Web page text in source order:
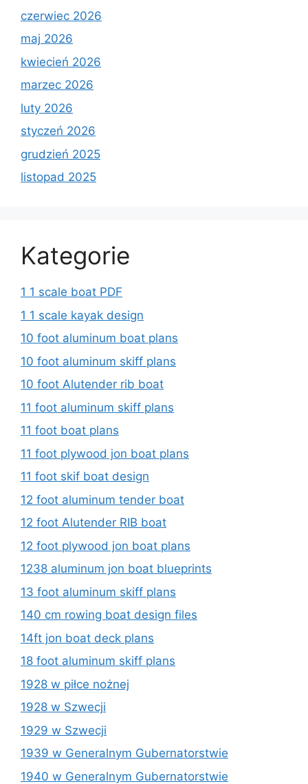
czerwiec 2026
maj 2026
kwiecień 2026
marzec 2026
luty 2026
styczeń 2026
grudzień 2025
listopad 2025
Kategorie
1 1 scale boat PDF
1 1 scale kayak design
10 foot aluminum boat plans
10 foot aluminum skiff plans
10 foot Alutender rib boat
11 foot aluminum skiff plans
11 foot boat plans
11 foot plywood jon boat plans
11 foot skif boat design
12 foot aluminum tender boat
12 foot Alutender RIB boat
12 foot plywood jon boat plans
1238 aluminum jon boat blueprints
13 foot aluminum skiff plans
140 cm rowing boat design files
14ft jon boat deck plans
18 foot aluminum skiff plans
1928 w piłce nożnej
1928 w Szwecji
1929 w Szwecji
1939 w Generalnym Gubernatorstwie
1940 w Generalnym Gubernatorstwie